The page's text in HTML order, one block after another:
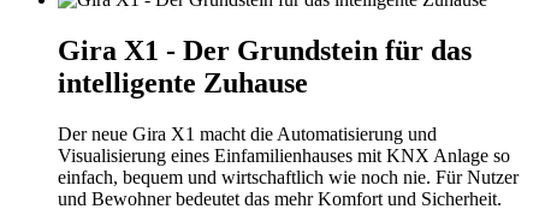
Gira X1 - Der Grundstein für das
intelligente Zuhause
Der neue Gira X1 macht die Automatisierung und
Visualisierung eines Einfamilienhauses mit KNX Anlage so
einfach, bequem und wirtschaftlich wie noch nie. Für Nutzer
und Bewohner bedeutet das mehr Komfort und Sicherheit.